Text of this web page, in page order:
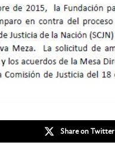
Share on Twitter